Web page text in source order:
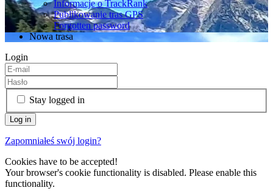
Informacje o TrackRank
Publikowanie tras GPS
Forgotten password
Nowa trasa
Login
Stay logged in
Zapomniałeś swój login?
Cookies have to be accepted!
Your browser's cookie functionality is disabled. Please enable this
functionality.